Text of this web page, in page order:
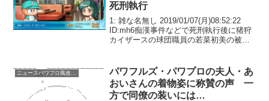
死刑執行
1: 雑な名無し 2019/01/07(月)08:52:22
ID:mh6痴漢事件などで死刑執行後に猪狩
カイザースの球団職員の若菜初美の被害
部の自称家族の男が国とパワフ...
パワフルズ・パワプロの夫人・あ
おいさんの着物姿に称賛の声 一
方で同僚の装いには…